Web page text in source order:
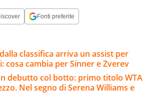
Fonti preferite
classifica arriva un assist per
cosa cambia per Sinner e Zverev
debutto col botto: primo titolo WTA
Nel segno di Serena Williams e